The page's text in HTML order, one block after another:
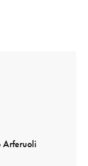
Arferuoli